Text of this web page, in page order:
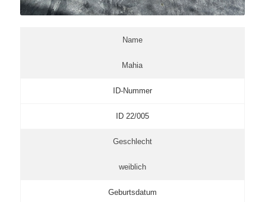
Name
Mahia
ID-Nummer
ID 22/005
Geschlecht
weiblich
Geburtsdatum